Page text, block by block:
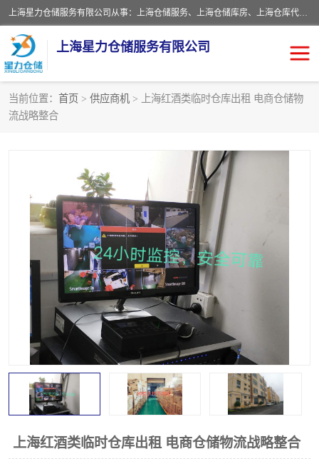
上海星力仓储服务有限公司从事：上海仓储服务、上海仓储库房、上海仓库代运营、上海仓库对外出租、上海仓库外包、上海三方仓储、上海电商仓储代发、上海电商代发货仓库、上海托管仓库、上海仓储配送。上海星力仓储服务有限公司现在拥有100个分仓、10万余平方的标准库房，精炼员工几百名，与几千家客户合作，公司已跻身上海仓储行业前列。欢迎来电咨询！
上海星力仓储服务有限公司
当前位置： 首页 > 供应商机 > 上海红酒类临时仓库出租 电商仓储物
流战略整合
上海红酒类临时仓库出租 电商仓储物流战略整合
上海仓库对外出租
上海仓库外包
上海仓库代运营 上海托管仓库
上海第三方仓储 上海仓储服务
仓储 上海电商代发货仓库
上海托管仓库